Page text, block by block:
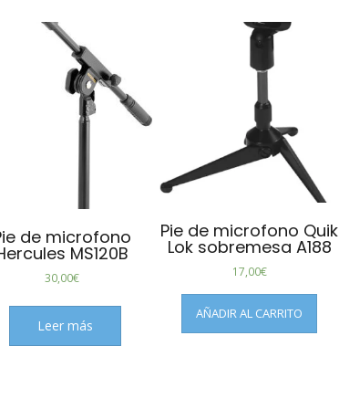
de microfono
MS120B
30,00€
Leer más
Pie de microfono Quik
Lok sobremesa A188
17,00€
AÑADIR AL CARRITO